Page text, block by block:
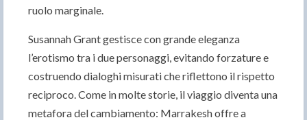
ruolo marginale.
Susannah Grant gestisce con grande eleganza
l’erotismo tra i due personaggi, evitando forzature e
costruendo dialoghi misurati che riflettono il rispetto
reciproco. Come in molte storie, il viaggio diventa una
metafora del cambiamento: Marrakesh offre a